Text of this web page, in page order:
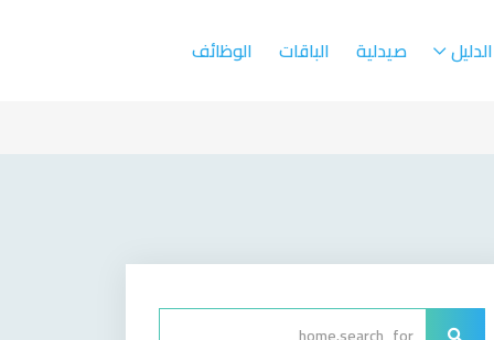
الدليل صيدلية الباقات الوظائف